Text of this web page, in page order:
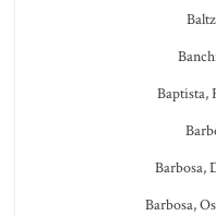
Baptista,
Barbosa,
Barbosa,